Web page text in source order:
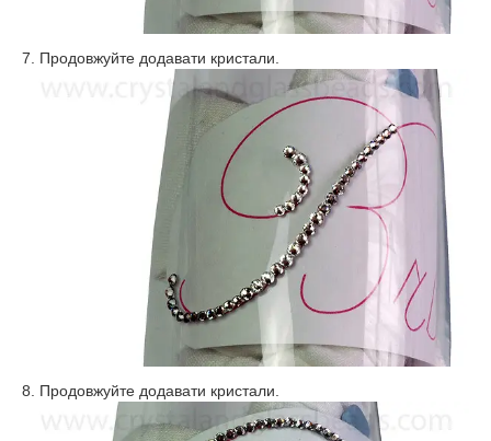
7. Продовжуйте додавати кристали.
8. Продовжуйте додавати кристали.